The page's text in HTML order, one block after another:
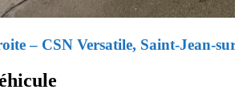
– CSN Versatile, Saint-Jean-